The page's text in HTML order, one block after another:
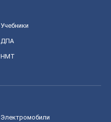
Учебники
ДПА
НМТ
Электромобили